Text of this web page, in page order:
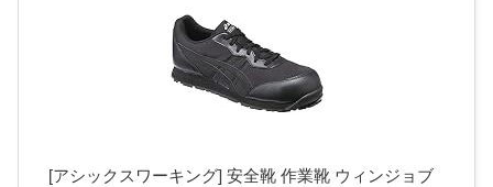
[アシックスワーキング] 安全靴 作業靴 ウィンジョブ